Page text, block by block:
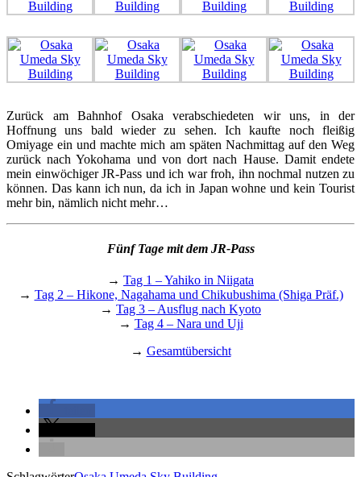
Zurück am Bahnhof Osaka verabschiedeten wir uns, in der
Hoffnung uns bald wieder zu sehen. Ich kaufte noch fleißig
Omiyage ein und machte mich am späten Nachmittag auf den Weg
zurück nach Yokohama und von dort nach Hause. Damit endete
mein einwöchiger JR-Pass und ich war froh, ihn nochmal nutzen zu
können. Das kann ich nun, da ich in Japan wohne und kein Tourist
mehr bin, nämlich nicht mehr…
Fünf Tage mit dem JR-Pass
→ Tag 1 – Yahiko in Niigata
→ Tag 2 – Hikone, Nagahama und Chikubushima (Shiga Präf.)
→ Tag 3 – Ausflug nach Kyoto
→ Tag 4 – Nara und Uji
→ Gesamtübersicht